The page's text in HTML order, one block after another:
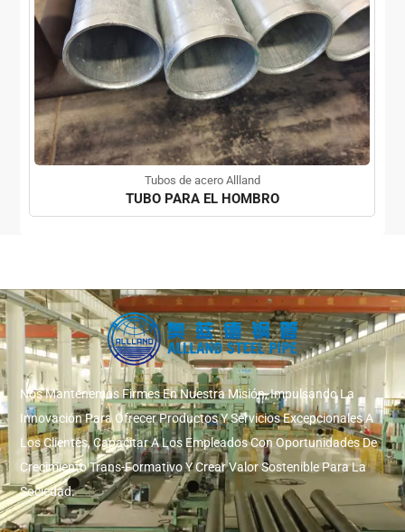
Tubos de acero Allland
TUBO PARA EL HOMBRO
Nos Mantenemos Firmes En Nuestra Misión, Impulsando La
Innovación Para Ofrecer Productos Y Servicios Excepcionales A
Los Clientes, Capacitar A Los Empleados Con Oportunidades De
Crecimiento Trans-Formativo Y Crear Valor Sostenible Para La
Sociedad.